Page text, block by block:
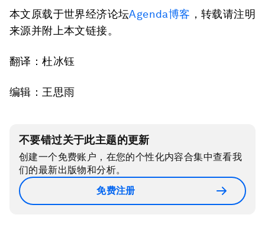
本文原载于世界经济论坛Agenda博客 ，转载请注明
来源并附上本文链接。
翻译：杜冰钰
编辑：王思雨
不要错过关于此主题的更新
创建一个免费账户，在您的个性化内容合集中查看我
们的最新出版物和分析。
免费注册